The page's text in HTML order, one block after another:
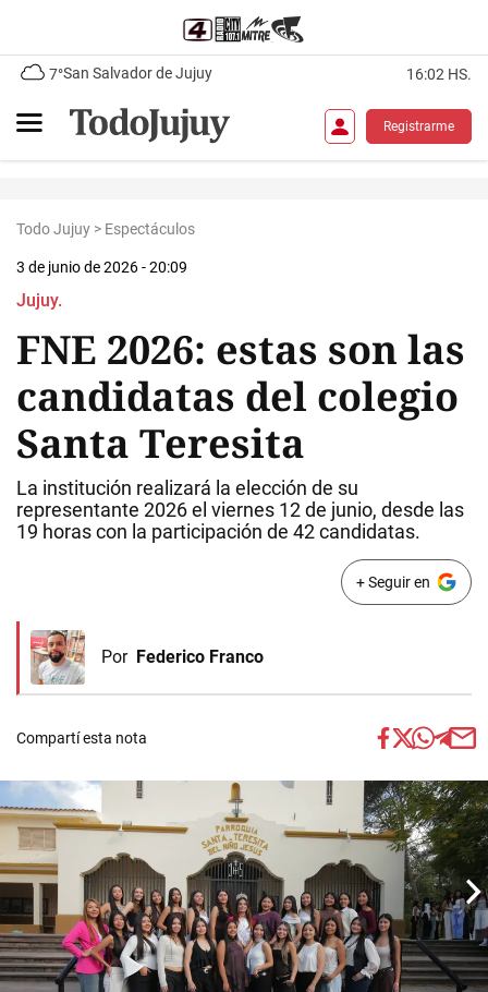
7°San Salvador de Jujuy 16:02 HS.
Registrarme
Todo Jujuy > Espectáculos
3 de junio de 2026 - 20:09
Jujuy.
FNE 2026: estas son las
candidatas del colegio
Santa Teresita
La institución realizará la elección de su
representante 2026 el viernes 12 de junio, desde las
19 horas con la participación de 42 candidatas.
+ Seguir en
Por Federico Franco
Compartí esta nota